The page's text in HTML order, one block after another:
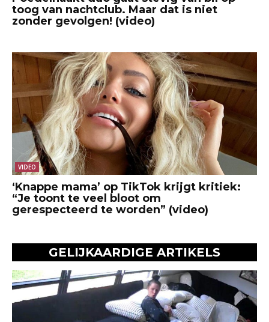
toog van nachtclub. Maar dat is niet
zonder gevolgen! (video)
VIDEO
‘Knappe mama’ op TikTok krijgt kritiek:
“Je toont te veel bloot om
gerespecteerd te worden” (video)
GELIJKAARDIGE ARTIKELS